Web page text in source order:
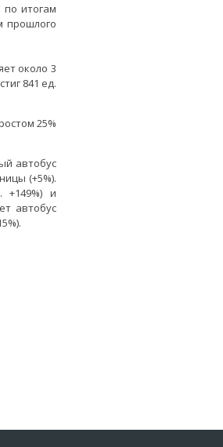
итогам
прошлого
около 3
841 ед.
25%
автобус
(+5%).
+149%) и
автобус